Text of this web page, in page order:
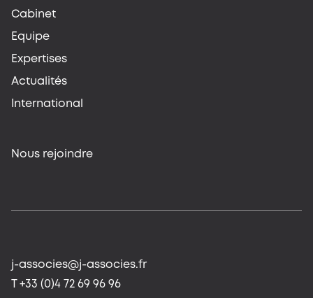
Cabinet
Equipe
Expertises
Actualités
International
Nous rejoindre
j-associes@j-associes.fr
T +33 (0)4 72 69 96 96